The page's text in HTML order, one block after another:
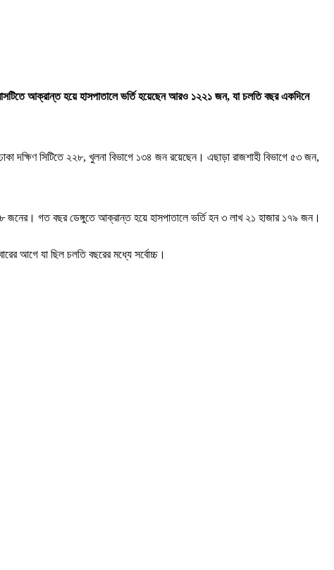
আক্রান্ত হয়ে হাসপাতালে ভর্তি হয়েছেন আরও ১২২১ জন, যা চলতি বছর একদিনে
দক্ষিণ সিটিতে ২২৮, খুলনা বিভাগে ১৩৪ জন রয়েছেন। এছাড়া রাজশাহী বিভাগে ৫৩ জন,
জনের। গত বছর ডেঙ্গুতে আক্রান্ত হয়ে হাসপাতালে ভর্তি হন ৩ লাখ ২১ হাজার ১৭৯ জন।
আগে যা ছিল চলতি বছরের মধ্যে সর্বোচ্চ।